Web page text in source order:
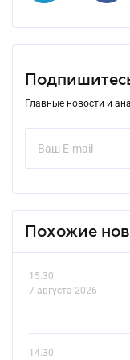
Главные новости и
Похожие
15.30
7 августа 2026
14.30